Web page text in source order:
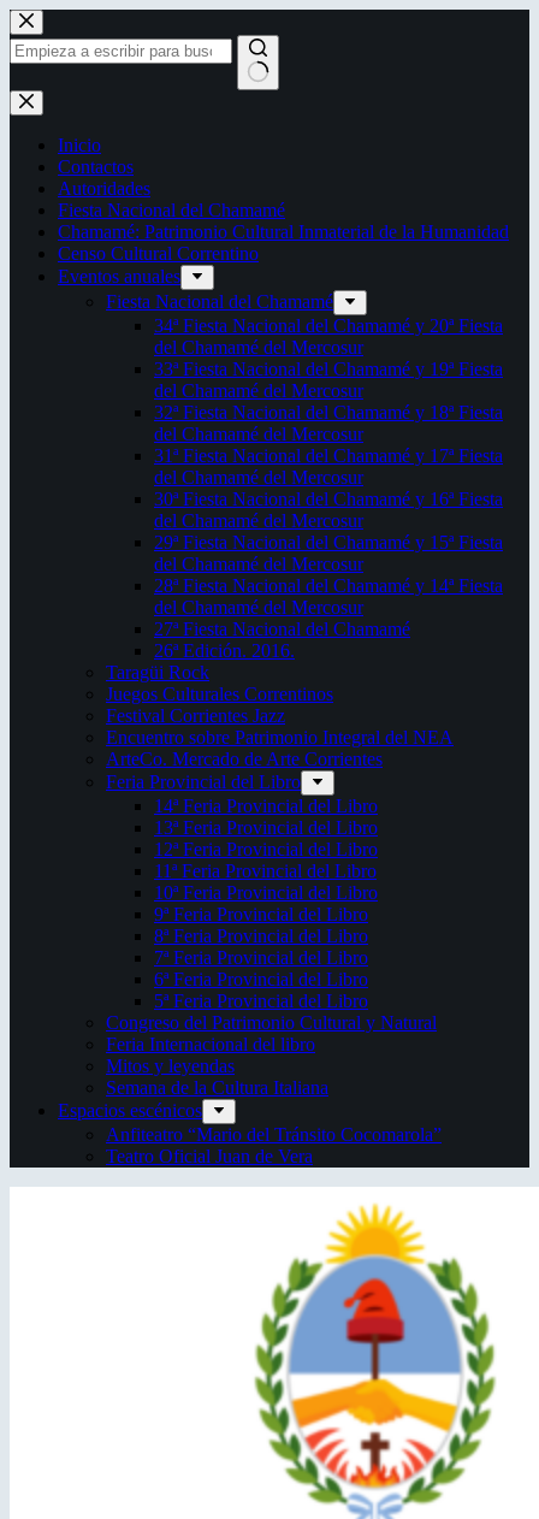
Saltar
al
contenido
Sin
resultados
Inicio
Contactos
Autoridades
Fiesta Nacional del Chamamé
Chamamé: Patrimonio Cultural Inmaterial de la Humanidad
Censo Cultural Correntino
Eventos anuales
Fiesta Nacional del Chamamé
34ª Fiesta Nacional del Chamamé y 20ª Fiesta
del Chamamé del Mercosur
33ª Fiesta Nacional del Chamamé y 19ª Fiesta
del Chamamé del Mercosur
32ª Fiesta Nacional del Chamamé y 18ª Fiesta
del Chamamé del Mercosur
31ª Fiesta Nacional del Chamamé y 17ª Fiesta
del Chamamé del Mercosur
30ª Fiesta Nacional del Chamamé y 16ª Fiesta
del Chamamé del Mercosur
29ª Fiesta Nacional del Chamamé y 15ª Fiesta
del Chamamé del Mercosur
28ª Fiesta Nacional del Chamamé y 14ª Fiesta
del Chamamé del Mercosur
27ª Fiesta Nacional del Chamamé
26ª Edición. 2016.
Taragüi Rock
Juegos Culturales Correntinos
Festival Corrientes Jazz
Encuentro sobre Patrimonio Integral del NEA
ArteCo. Mercado de Arte Corrientes
Feria Provincial del Libro
14ª Feria Provincial del Libro
13ª Feria Provincial del Libro
12ª Feria Provincial del Libro
11ª Feria Provincial del Libro
10ª Feria Provincial del Libro
9ª Feria Provincial del Libro
8ª Feria Provincial del Libro
7ª Feria Provincial del Libro
6ª Feria Provincial del Libro
5ª Feria Provincial del Libro
Congreso del Patrimonio Cultural y Natural
Feria Internacional del libro
Mitos y leyendas
Semana de la Cultura Italiana
Espacios escénicos
Anfiteatro “Mario del Tránsito Cocomarola”
Teatro Oficial Juan de Vera